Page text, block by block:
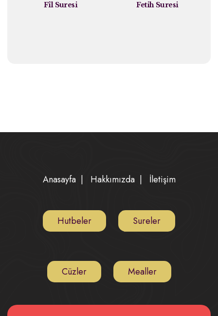
Fîl Suresi Fetih Suresi
Anasayfa| Hakkımızda| İletişim
Hutbeler Sureler
Cüzler Mealler